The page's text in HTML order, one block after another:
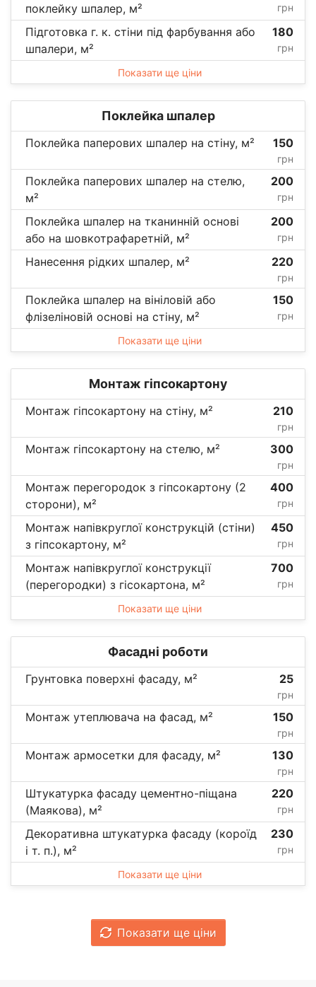
поклейку шпалер, м²
грн
Підготовка г. к. стіни під фарбування або
шпалери, м²
180
грн
Показати ще ціни
Поклейка шпалер
Поклейка паперових шпалер на стіну, м² 150
грн
Поклейка паперових шпалер на стелю,
м²
200
грн
Поклейка шпалер на тканинній основі
або на шовкотрафаретній, м²
200
грн
Нанесення рідких шпалер, м² 220
грн
Поклейка шпалер на вініловій або
флізеліновій основі на стіну, м²
150
грн
Показати ще ціни
Монтаж гіпсокартону
Монтаж гіпсокартону на стіну, м² 210
грн
Монтаж гіпсокартону на стелю, м² 300
грн
Монтаж перегородок з гіпсокартону (2
сторони), м²
400
грн
Монтаж напівкруглої конструкцій (стіни)
з гіпсокартону, м²
450
грн
Монтаж напівкруглої конструкції
(перегородки) з гісокартона, м²
700
грн
Показати ще ціни
Фасадні роботи
Грунтовка поверхні фасаду, м² 25
грн
Монтаж утеплювача на фасад, м² 150
грн
Монтаж армосетки для фасаду, м² 130
грн
Штукатурка фасаду цементно-піщана
(Маякова), м²
220
грн
Декоративна штукатурка фасаду (короїд
і т. п.), м²
230
грн
Показати ще ціни
Показати ще ціни